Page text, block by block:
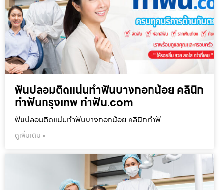
ฟันปลอมติดแน่นทำฟันบางกอกน้อย คลินิก
ทำฟันกรุงเทพ ทำฟัน.com
ฟันปลอมติดแน่นทำฟันบางกอกน้อย คลินิกทำฟั
ดูเพิ่มเติม »